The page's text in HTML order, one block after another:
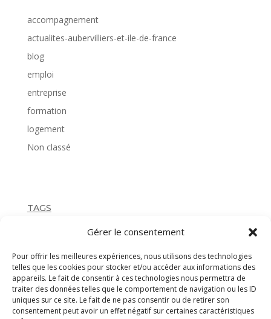
Gérer le consentement
Pour offrir les meilleures expériences, nous utilisons des technologies
telles que les cookies pour stocker et/ou accéder aux informations des
appareils. Le fait de consentir à ces technologies nous permettra de
traiter des données telles que le comportement de navigation ou les ID
uniques sur ce site. Le fait de ne pas consentir ou de retirer son
consentement peut avoir un effet négatif sur certaines caractéristiques
accompagnement
actualites-aubervilliers-et-ile-de-france
blog
emploi
entreprise
formation
logement
Non classé
TAGS